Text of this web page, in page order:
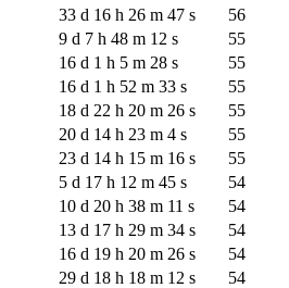
33 d 16 h 26 m 47 s
56
9 d 7 h 48 m 12 s
55
16 d 1 h 5 m 28 s
55
16 d 1 h 52 m 33 s
55
18 d 22 h 20 m 26 s
55
20 d 14 h 23 m 4 s
55
23 d 14 h 15 m 16 s
55
5 d 17 h 12 m 45 s
54
10 d 20 h 38 m 11 s
54
13 d 17 h 29 m 34 s
54
16 d 19 h 20 m 26 s
54
29 d 18 h 18 m 12 s
54